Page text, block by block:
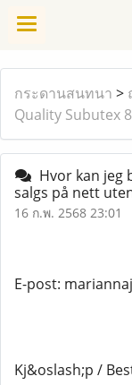
กระดานสนทนา >
Quality Subutex
Hvor kan jeg
salgs på nett
16 ก.พ. 2568 23:01
E-post:
Kj&oslash;p /